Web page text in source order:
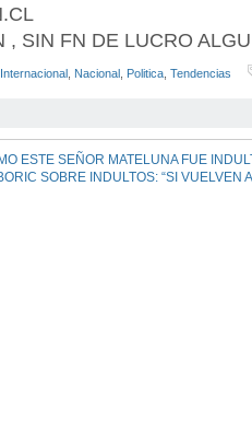
, SIN FN DE LUCRO
Internacional Nacional Politica Tendencias
ESTE SEÑOR MATELUNA FUE
SOBRE INDULTOS: “SI VUELVEN